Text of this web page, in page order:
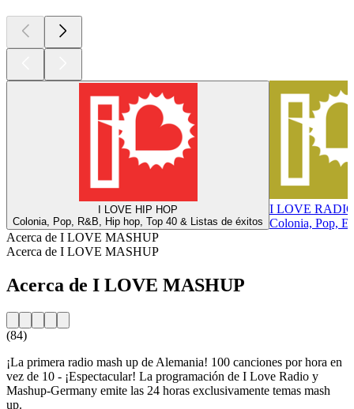
I LOVE HIP HOP
Colonia, Pop, R&B, Hip hop, Top 40 & Listas de éxitos
I LOVE
Colonia, Pop,
Acerca de I LOVE MASHUP
Acerca de I LOVE MASHUP
Acerca de I LOVE MASHUP
(84)
¡La primera radio mash up de Alemania! 100 canciones por hora en
vez de 10 - ¡Espectacular! La programación de I Love Radio y
Mashup-Germany emite las 24 horas exclusivamente temas mash
up.